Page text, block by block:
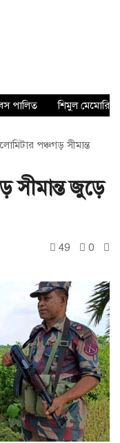
পালিত শিমুল
পঞ্চগড় সীমান্ত
সীমান্ত জুড়ে
49 0